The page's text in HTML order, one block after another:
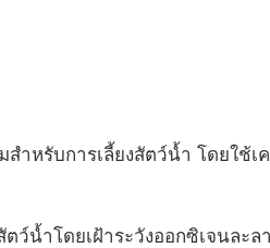
ำหรับการเลี้ยงสัตว์น้ำ โดยใช้เค
ว์น้ำโดยเฝ้าระวังออกซิเจนละล